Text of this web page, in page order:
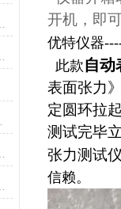
开机，即
优特仪器
此款自动
表面张力
定圆环拉
测试完毕
张力测试
信赖。